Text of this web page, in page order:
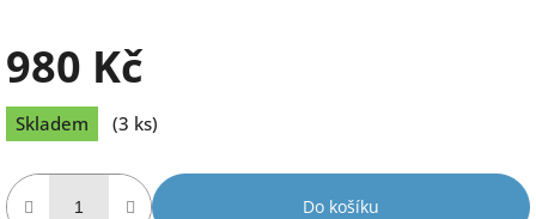
980 Kč
Měrná
cena:
Skladem (3 ks)
Do košíku